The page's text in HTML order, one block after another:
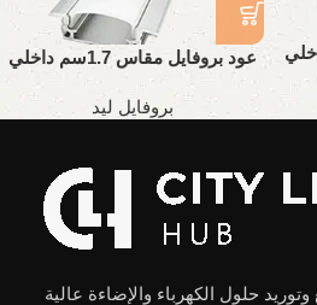
داخلي
عود بروفايل مقاس 1.7سم داخلي
بروفايل ليد
حلول الكهرباء والإضاءة عالية